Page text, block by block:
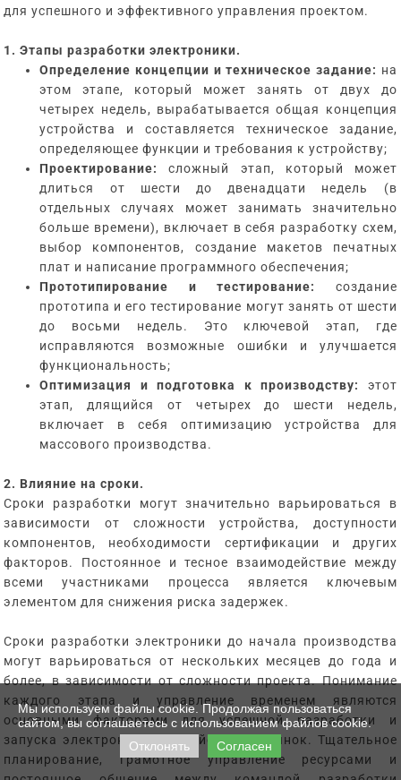
для успешного и эффективного управления проектом.
1. Этапы разработки электроники.
Определение концепции и техническое задание: на
этом этапе, который может занять от двух до
четырех недель, вырабатывается общая концепция
устройства и составляется техническое задание,
определяющее функции и требования к устройству;
Проектирование:
сложный этап, который может
длиться от шести до двенадцати недель (в
отдельных случаях может занимать значительно
больше времени), включает в себя разработку схем,
выбор компонентов, создание макетов печатных
плат и написание программного обеспечения;
Прототипирование и тестирование:
создание
прототипа и его тестирование могут занять от шести
до восьми недель. Это ключевой этап, где
исправляются возможные ошибки и улучшается
функциональность;
Оптимизация и подготовка к производству:
этот
этап, длящийся от четырех до шести недель,
включает в себя оптимизацию устройства для
массового производства.
2. Влияние на сроки.
Сроки разработки могут значительно варьироваться в
зависимости от сложности устройства, доступности
компонентов, необходимости сертификации и других
факторов. Постоянное и тесное взаимодействие между
всеми участниками процесса является ключевым
элементом для снижения риска задержек.
Сроки разработки электроники до начала производства
могут варьироваться от нескольких месяцев до года и
более, в зависимости от сложности проекта. Понимание
каждого этапа и управление временем являются
основными факторами для успешной разработки и
запуска электронного устройства на рынок. Тщательное
планирование, грамотное управление ресурсами и
Мы используем файлы cookie. Продолжая пользоваться
сайтом, вы соглашаетесь с использованием файлов cookie.
Отклонять
Согласен